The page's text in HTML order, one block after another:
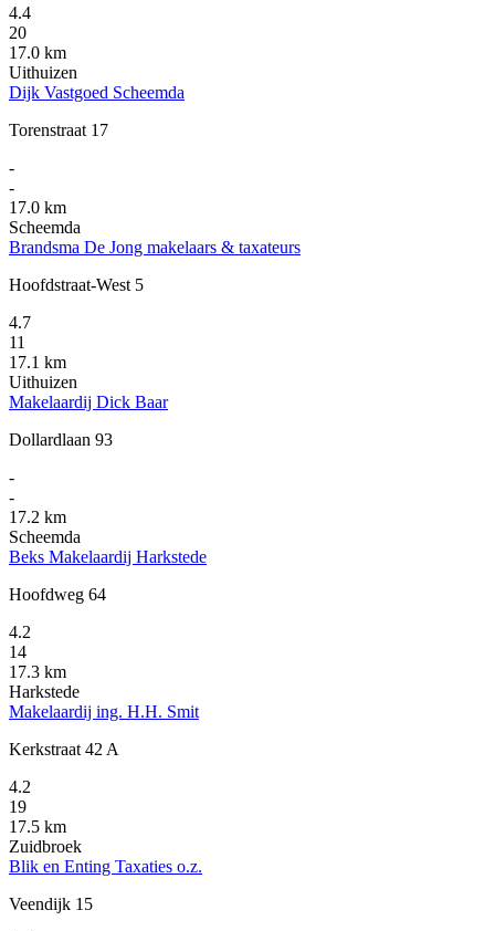
4.4
20
17.0 km
Uithuizen
Dijk Vastgoed Scheemda
Torenstraat 17
-
-
17.0 km
Scheemda
Brandsma De Jong makelaars & taxateurs
Hoofdstraat-West 5
4.7
11
17.1 km
Uithuizen
Makelaardij Dick Baar
Dollardlaan 93
-
-
17.2 km
Scheemda
Beks Makelaardij Harkstede
Hoofdweg 64
4.2
14
17.3 km
Harkstede
Makelaardij ing. H.H. Smit
Kerkstraat 42 A
4.2
19
17.5 km
Zuidbroek
Blik en Enting Taxaties o.z.
Veendijk 15